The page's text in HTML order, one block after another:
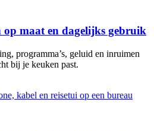
op maat en dagelijks gebruik
programma’s, geluid en inruimen
bij je keuken past.